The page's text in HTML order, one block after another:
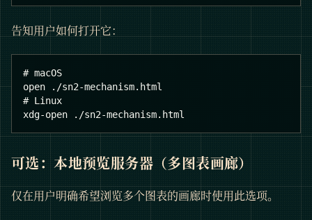
告知用户如何打开它：
# macOS
open ./sn2-mechanism.html
# Linux
xdg-open ./sn2-mechanism.html
可选：本地预览服务器（多图表画廊）
仅在用户明确希望浏览多个图表的画廊时使用此选项。